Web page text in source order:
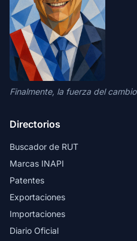
Finalmente, la fuerza del cambio
Directorios
Buscador de RUT
Marcas INAPI
Patentes
Exportaciones
Importaciones
Diario Oficial